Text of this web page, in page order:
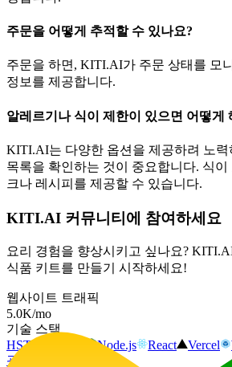
주문을 어떻게 추적할 수 있나요?
주문을 하면, KITI.AI가 주문 상태를 모
정보를 제공합니다.
알레르기나 식이 제한이 있으면 어떻게
KITI.AI는 다양한 옵션을 제공하려 노력
목록을 확인하는 것이 중요합니다. 식이
크나 레시피를 제공할 수 있습니다.
KITI.AI 커뮤니티에 참여하세요
요리 경험을 향상시키고 싶나요?
식품 키트를 만들기 시작하세요!
웹사이트 트래픽
5.0K/mo
기술 스택
HSTS
Node.js React Vercel
광고